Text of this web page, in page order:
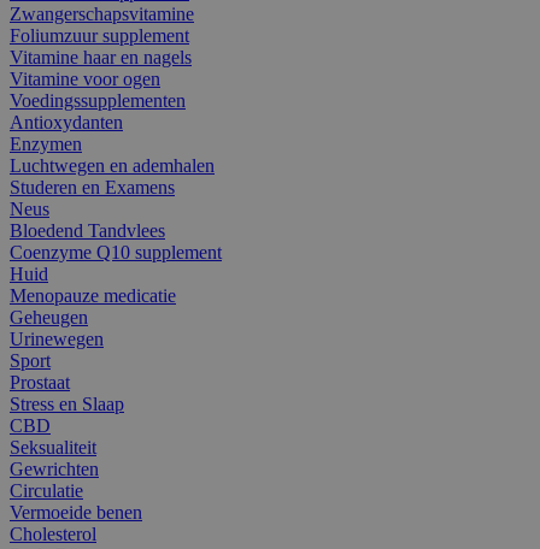
Zwangerschapsvitamine
Foliumzuur supplement
Vitamine haar en nagels
Vitamine voor ogen
Voedingssupplementen
Antioxydanten
Enzymen
Luchtwegen en ademhalen
Studeren en Examens
Neus
Bloedend Tandvlees
Coenzyme Q10 supplement
Huid
Menopauze medicatie
Geheugen
Urinewegen
Sport
Prostaat
Stress en Slaap
CBD
Seksualiteit
Gewrichten
Circulatie
Vermoeide benen
Cholesterol